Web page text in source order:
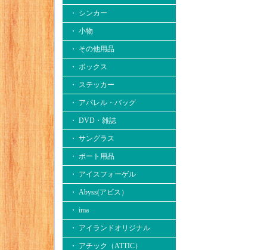
・ シンカー
・ 小物
・ その他用品
・ ボックス
・ ステッカー
・ アパレル・バッグ
・ DVD・雑誌
・ サングラス
・ ボート用品
・ アイスフォーゲル
・ Abyss(アビス）
・ ima
・ アイランドオリジナル
・ アチック（ATTIC）